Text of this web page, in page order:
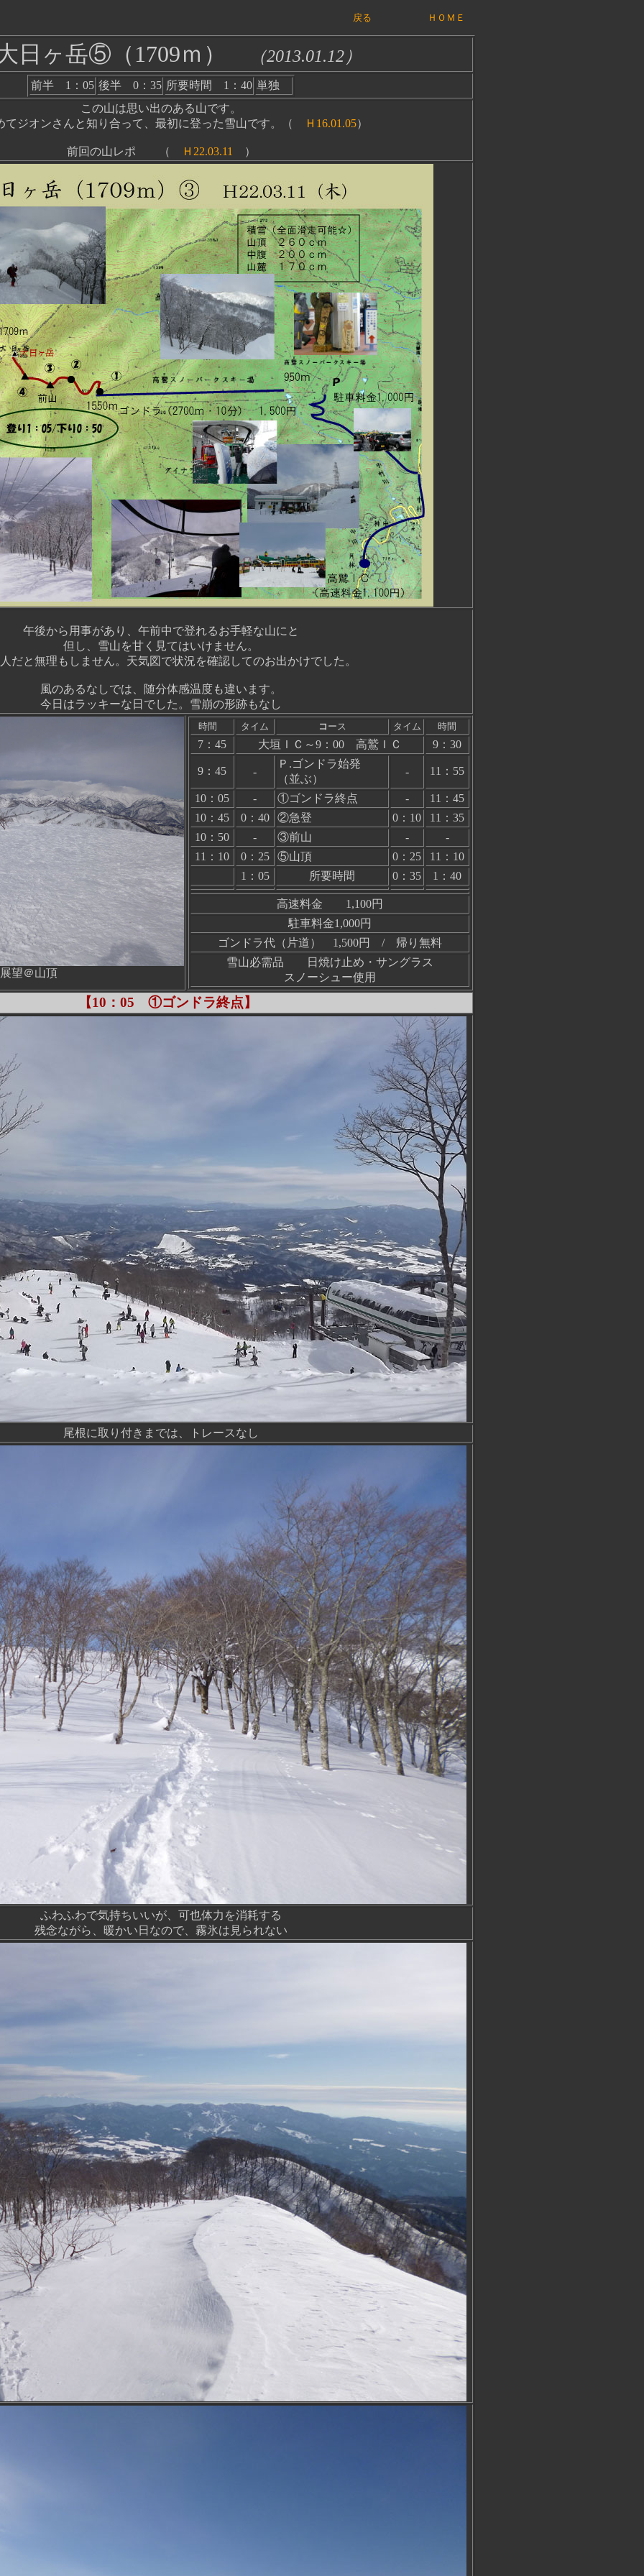
戻る ＨＯＭＥ
日ヶ岳⑤（1709ｍ） （2013.01.12）
前半 1：05 後半 0：35 所要時間 1：40 単独
この山は思い出のある山です。
てジオンさんと知り合って、最初に登った雪山です。（
Ｈ16.01.05）
前回の山レポ （ Ｈ22.03.11 ）
午後から用事があり、午前中で登れるお手軽な山にと
但し、雪山を甘く見てはいけません。
だと無理もしません。天気図で状況を確認してのお出かけでした。
風のあるなしでは、随分体感温度も違います。
今日はラッキーな日でした。雪崩の形跡もなし
望＠山頂
時間 タイム コ ース タイム 時間
7：45 大垣ＩＣ～9：00 高鷲ＩＣ 9：30
9：45 -
Ｐ.ゴンドラ始発
（並ぶ）
- 11：55
10：05 - ①ゴンドラ終点 -
11：45
10：45
0：40 ②急登 0：10
11：35
10：50
- ③前山 -
-
11：10
0：25 ⑤山頂 0：25
11：10
1：05
所要時間 0：35 1：40
高速料金 1,100円
駐車料金1,000円
ゴンドラ代（片道） 1,500円 / 帰り無料
雪山必需品 日焼け止め・サングラス
スノーシュー使用
【10：05 ①ゴンドラ終点】
尾根に取り付きまでは、トレースなし
ふわふわで気持ちいいが、可也体力を消耗する
残念ながら、暖かい日なので、霧氷は見られない